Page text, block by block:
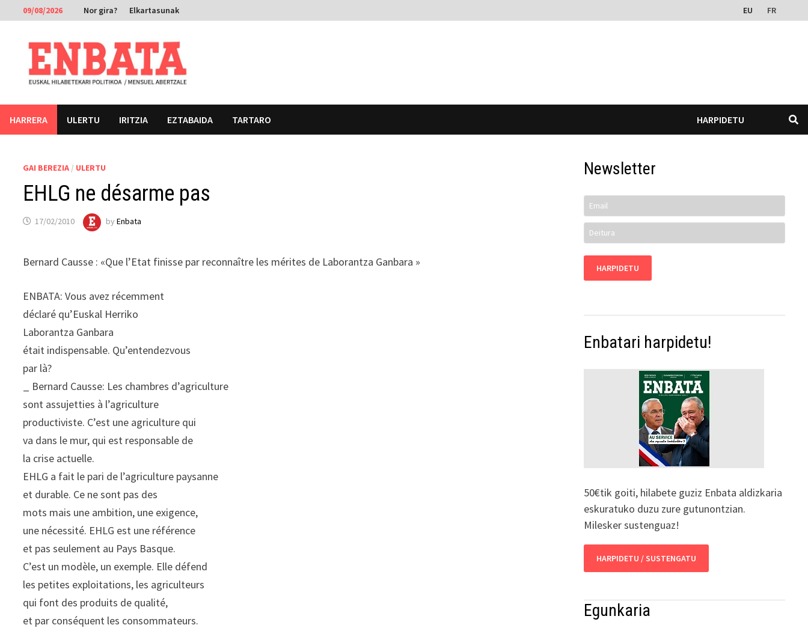
to
content
09/08/2026 Nor gira? Elkartasunak EU FR
HARRERA ULERTU IRITZIA EZTABAIDA TARTARO HARPIDETU
GAI BEREZIA / ULERTU
EHLG ne désarme pas
17/02/2010 byEnbata
Bernard Causse : «Que l’Etat finisse par reconnaître les mérites de Laborantza Ganbara »
ENBATA: Vous avez récemment
déclaré qu’Euskal Herriko
Laborantza Ganbara
était indispensable. Qu’entendezvous
par là?
_ Bernard Causse: Les chambres d’agriculture
sont assujetties à l’agriculture
productiviste. C’est une agriculture qui
va dans le mur, qui est responsable de
la crise actuelle.
EHLG a fait le pari de l’agriculture paysanne
et durable. Ce ne sont pas des
mots mais une ambition, une exigence,
une nécessité. EHLG est une référence
et pas seulement au Pays Basque.
C’est un modèle, un exemple. Elle défend
les petites exploitations, les agriculteurs
qui font des produits de qualité,
et par conséquent les consommateurs.
Newsletter
Enbatari harpidetu!
50€tik goiti, hilabete guziz Enbata aldizkaria
eskuratuko duzu zure gutunontzian.
Milesker sustenguaz!
HARPIDETU / SUSTENGATU
Egunkaria